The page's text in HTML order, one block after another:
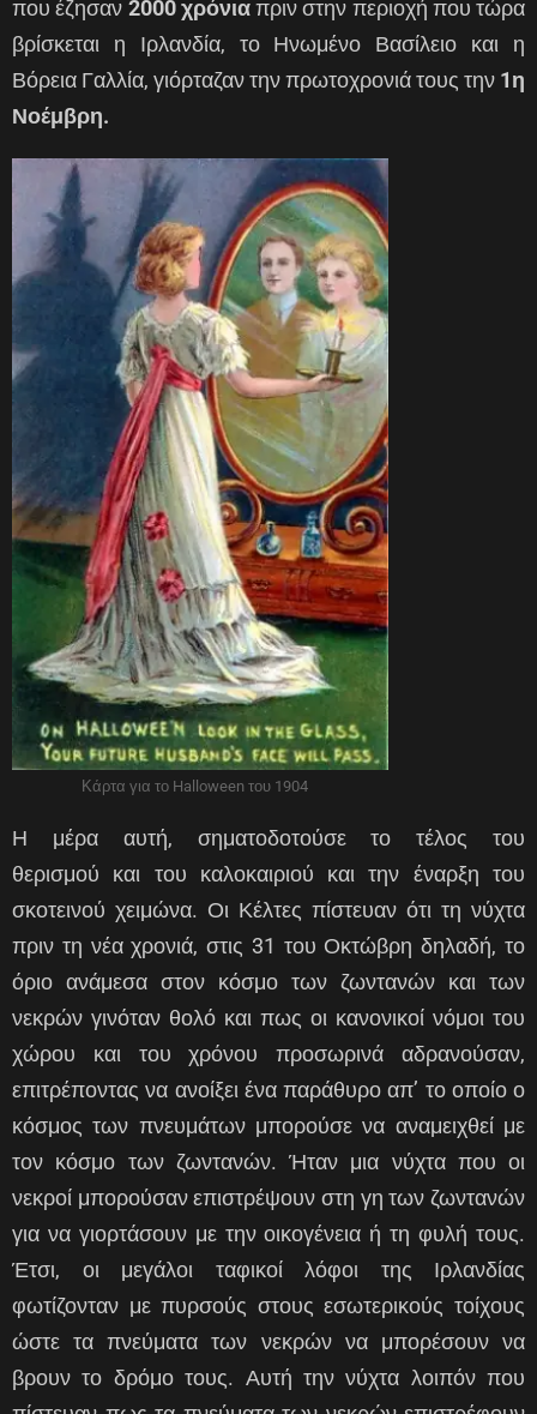
που έζησαν 2000 χρόνιαπριν στην περιοχή που τώρα
βρίσκεται η Ιρλανδία, το Ηνωμένο Βασίλειο και η
Βόρεια Γαλλία, γιόρταζαν την πρωτοχρονιά τους την 1η
Νοέμβρη.
Κάρτα για το Halloween του 1904
Η μέρα αυτή, σηματοδοτούσε το τέλος του
θερισμού και του καλοκαιριού και την έναρξη του
σκοτεινού χειμώνα. Οι Κέλτες πίστευαν ότι τη νύχτα
πριν τη νέα χρονιά, στις 31 του Οκτώβρη δηλαδή, το
όριο ανάμεσα στον κόσμο των ζωντανών και των
νεκρών γινόταν θολό και πως οι κανονικοί νόμοι του
χώρου και του χρόνου προσωρινά αδρανούσαν,
επιτρέποντας να ανοίξει ένα παράθυρο απ’ το οποίο ο
κόσμος των πνευμάτων μπορούσε να αναμειχθεί με
τον κόσμο των ζωντανών. Ήταν μια νύχτα που οι
νεκροί μπορούσαν επιστρέψουν στη γη των ζωντανών
για να γιορτάσουν με την οικογένεια ή τη φυλή τους.
Έτσι, οι μεγάλοι ταφικοί λόφοι της Ιρλανδίας
φωτίζονταν με πυρσούς στους εσωτερικούς τοίχους
ώστε τα πνεύματα των νεκρών να μπορέσουν να
βρουν το δρόμο τους. Αυτή την νύχτα λοιπόν που